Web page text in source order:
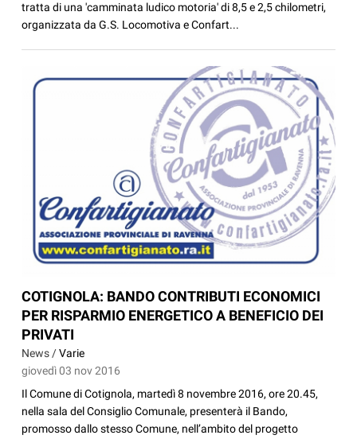
tratta di una 'camminata ludico motoria' di 8,5 e 2,5 chilometri,
organizzata da G.S. Locomotiva e Confart...
COTIGNOLA: BANDO CONTRIBUTI ECONOMICI
PER RISPARMIO ENERGETICO A BENEFICIO DEI
PRIVATI
News /Varie
giovedì 03 nov 2016
Il Comune di Cotignola, martedì 8 novembre 2016, ore 20.45,
nella sala del Consiglio Comunale, presenterà il Bando,
promosso dallo stesso Comune, nell’ambito del progetto